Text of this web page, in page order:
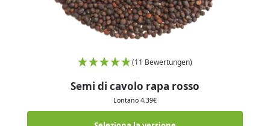
(11 Bewertungen)
Semi di cavolo rapa rosso
Lontano 4,39€